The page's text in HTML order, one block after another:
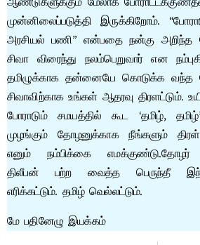
முன்னிலைப்படுத்தி இருக்கிறோம்.
அரசியல் பணி” என்பதை நன்கு அறிந்த
சிவா விரைந்து நலம்பெறுவார் என
தமிழுக்காக தன்னையே கொடுக்க வந்த
சிவாவிற்காக உங்கள் ஆதரவு திரளட்டும்.
போராடும் சமயத்தில் கூட ‘தமிழ்,
முழங்கும் தோழனுக்காக நீங்களும்
எனும் நம்பிக்கை எமக்குண்டு.தோழர்
திலீபன் பற்ற வைத்த பெருந்தீ
எரிக்கட்டும். தமிழ் வெல்லட்டும்.
மே பதினேழு இயக்கம்